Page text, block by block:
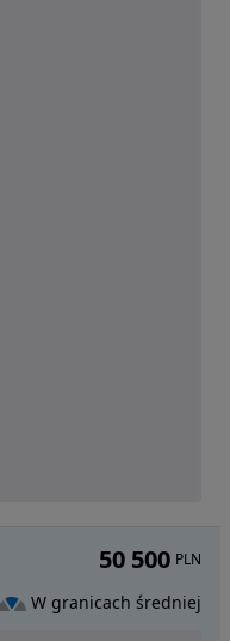
50 500 PLN
W granicach średniej